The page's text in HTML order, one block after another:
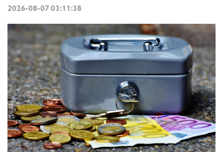
2026-08-07 03:11:38